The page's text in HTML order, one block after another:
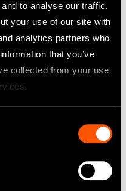
to analyse our traffic.
your use of our site with
analytics partners who
that you’ve
collected from your use